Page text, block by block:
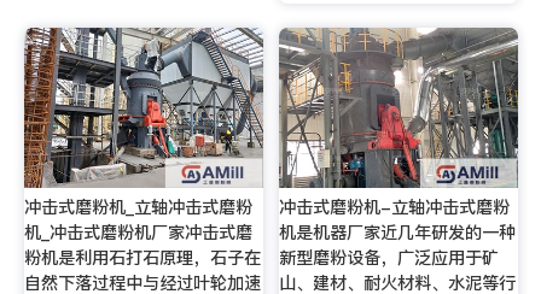
冲击式磨粉机_立轴冲击式磨粉
机_冲击式磨粉机厂家冲击式磨
粉机是利用石打石原理，石子在
自然下落过程中与经过叶轮加速
冲击式磨粉机-立轴冲击式磨粉
机是机器厂家近几年研发的一种
新型磨粉设备，广泛应用于矿
山、建材、耐火材料、水泥等行